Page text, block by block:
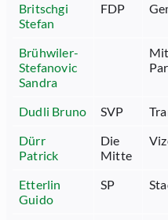
Britschgi
Stefan
FDP
Brühwiler-
Stefanovic
Sandra
Dudli Bruno SVP
Dürr
Patrick
Die
Mitte
Etterlin
Guido
SP